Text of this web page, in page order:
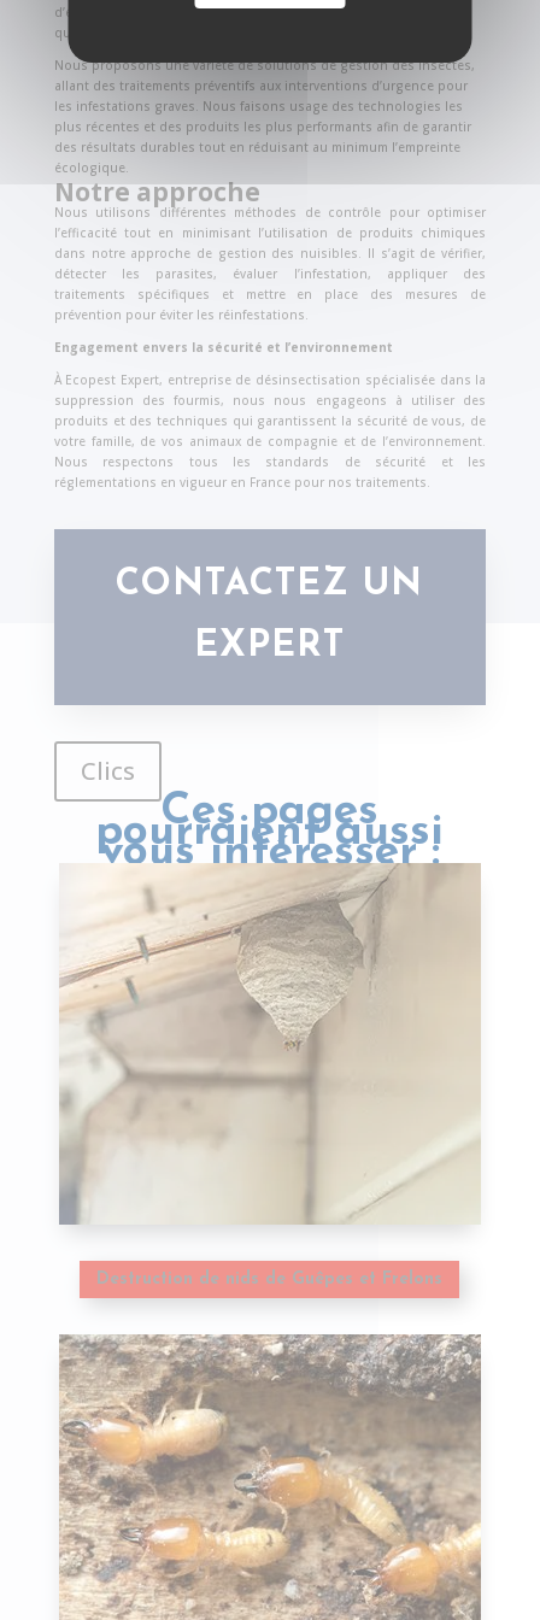
d’éradiquer les fourmis, ainsi que d’autres insectes nuisibles tels
que les punaises de lit, les cafards, les guêpes et les frelons.
Nous proposons une variété de solutions de gestion des insectes,
allant des traitements préventifs aux interventions d’urgence pour
les infestations graves. Nous faisons usage des technologies les
plus récentes et des produits les plus performants afin de garantir
des résultats durables tout en réduisant au minimum l’empreinte
écologique.
Notre approche
Nous utilisons différentes méthodes de contrôle pour optimiser
l’efficacité tout en minimisant l’utilisation de produits chimiques
dans notre approche de gestion des nuisibles. Il s’agit de vérifier,
détecter les parasites, évaluer l’infestation, appliquer des
traitements spécifiques et mettre en place des mesures de
prévention pour éviter les réinfestations.
Engagement envers la sécurité et l’environnement
À Ecopest Expert, entreprise de désinsectisation spécialisée dans la
suppression des fourmis, nous nous engageons à utiliser des
produits et des techniques qui garantissent la sécurité de vous, de
votre famille, de vos animaux de compagnie et de l’environnement.
Nous respectons tous les standards de sécurité et les
réglementations en vigueur en France pour nos traitements.
CONTACTEZ UN
EXPERT
Clics
Ces pages
pourraient aussi
vous intéresser :
Destruction de nids de Guêpes et Frelons